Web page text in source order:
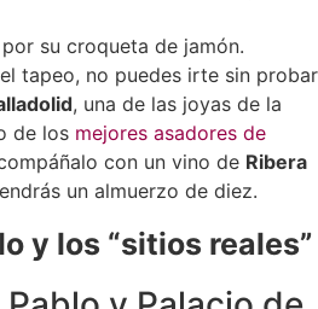
su croqueta de jamón.
tapeo, no puedes irte sin probar
, una de las joyas de la
de los mejores asadores de
con un vino de Ribera
un almuerzo de diez.
y los “sitios reales”